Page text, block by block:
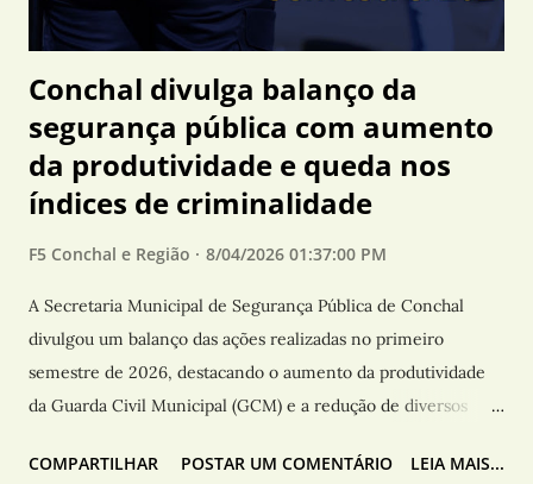
prédio que receber...
Conchal divulga balanço da
segurança pública com aumento
da produtividade e queda nos
índices de criminalidade
F5 Conchal e Região 8/04/2026 01:37:00 PM
A Secretaria Municipal de Segurança Pública de Conchal
divulgou um balanço das ações realizadas no primeiro
semestre de 2026, destacando o aumento da produtividade
da Guarda Civil Municipal (GCM) e a redução de diversos
secretaria, os resultados são fruto do planejamento, dos
COMPARTILHAR POSTAR UM COMENTÁRIO LEIA MAIS...